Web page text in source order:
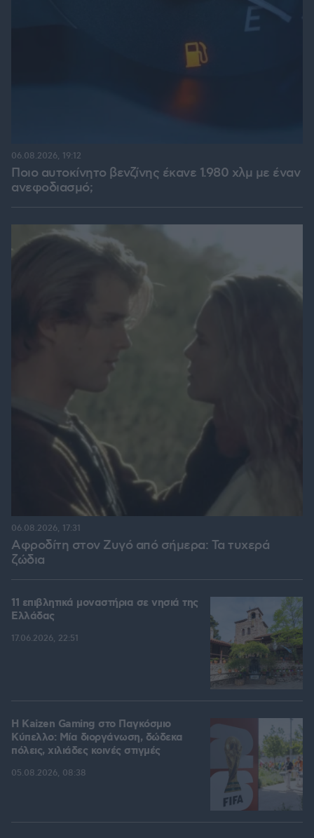
Ποιο αυτοκίνητο βενζίνης έκανε 1.980 χλμ με έναν
ανεφοδιασμό;
06.08.2026, 19:12
Αφροδίτη στον Ζυγό από σήμερα: Τα τυχερά
ζώδια
06.08.2026, 17:31
11 επιβλητικά μοναστήρια σε νησιά της
Ελλάδας
17.06.2026, 22:51
H Kaizen Gaming στο Παγκόσμιο
Kύπελλο: Μία διοργάνωση, δώδεκα
πόλεις, χιλιάδες κοινές στιγμές
05.08.2026, 08:38